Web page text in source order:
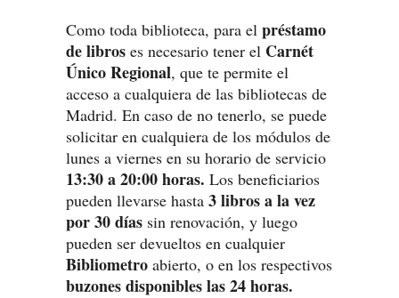
Como toda biblioteca, para el préstamo
de libros es necesario tener el Carnét
Único Regional, que te permite el
acceso a cualquiera de las bibliotecas de
Madrid. En caso de no tenerlo, se puede
solicitar en cualquiera de los módulos de
lunes a viernes en su horario de servicio
13:30 a 20:00 horas. Los beneficiarios
pueden llevarse hasta 3 libros a la vez
por 30 días sin renovación, y luego
pueden ser devueltos en cualquier
Bibliometro abierto, o en los respectivos
buzones disponibles las 24 horas.